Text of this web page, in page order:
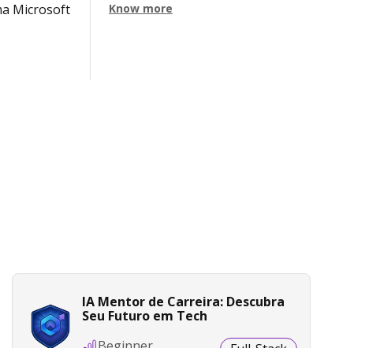
Microsoft
Know more
IA Mentor de Carreira: Descubra
Seu Futuro em Tech